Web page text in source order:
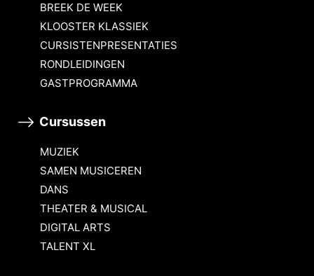
BREEK DE WEEK
KLOOSTER KLASSIEK
CURSISTENPRESENTATIES
RONDLEIDINGEN
GASTPROGRAMMA
Cursussen
MUZIEK
SAMEN MUSICEREN
DANS
THEATER & MUSICAL
DIGITAL ARTS
TALENT XL